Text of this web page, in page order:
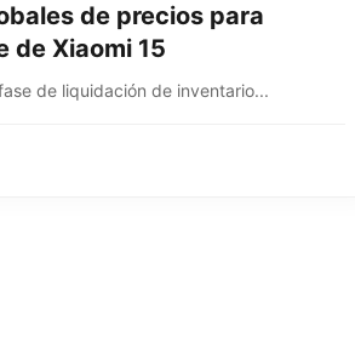
de precios para
de Xiaomi 15
de liquidación de inventario...